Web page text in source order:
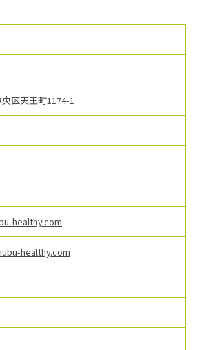
区天王町1174-1
healthy.com
healthy.com